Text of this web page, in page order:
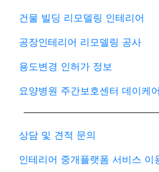
건물 빌딩 리모델링 인테리어
공장인테리어 리모델링 공사
용도변경 인허가 정보
요양병원 주간보호센터 데이케
상담 및 견적 문의
인테리어 중개플랫폼 서비스 이